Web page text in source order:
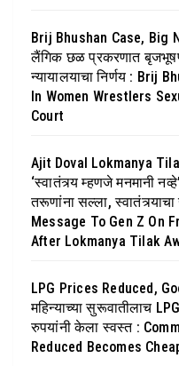
Brij Bhushan Case, Big
लैंगिक छळ प्रकरणात बृजभूषण
न्यायालयाचा निर्णय : Brij
In Women Wrestlers
Court
Ajit Doval Lokmanya
‘स्वातंत्र्य म्हणजे मनमानी
तरूणांना सल्ला,
Message To Gen Z On
After Lokmanya Tilak
LPG Prices Reduced,
महिन्याच्या सुरूवातीलाच
रुपयांनी केला स्वस्त :
Reduced Becomes